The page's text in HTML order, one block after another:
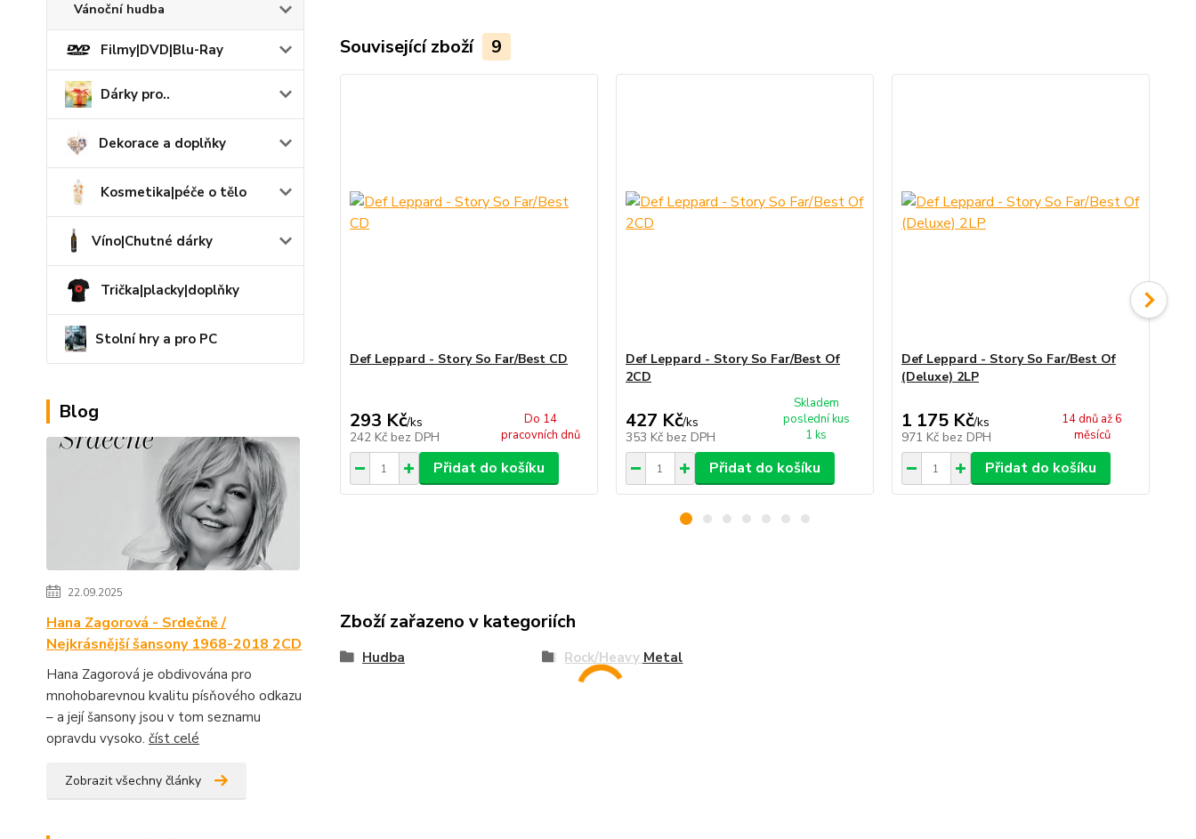
Vánoční hudba
Filmy|DVD|Blu-Ray
Dárky pro..
Dekorace a doplňky
Kosmetika|péče o tělo
Víno|Chutné dárky
Trička|placky|doplňky
Stolní hry a pro PC
Blog
22.09.2025
Hana Zagorová - Srdečně /
Nejkrásnější šansony 1968-2018 2CD
Hana Zagorová je obdivována pro
mnohobarevnou kvalitu písňového odkazu
– a její šansony jsou v tom seznamu
opravdu vysoko. číst celé
Zobrazit všechny články
Související zboží 9
Def Leppard - Story So Far/Best CD
293 Kč/ks
242 Kč bez DPH
Do 14
pracovních dnů
Přidat do košíku
Def Leppard - Story So Far/Best Of
2CD
427 Kč/ks
353 Kč bez DPH
Skladem
poslední kus
1 ks
Přidat do košíku
Def Leppard - Story So Far/Best Of
(Deluxe) 2LP
1 175 Kč/ks
971 Kč bez DPH
14 dnů až 6
měsíců
Přidat do košíku
Zboží zařazeno v kategoriích
Hudba Rock/Heavy Metal